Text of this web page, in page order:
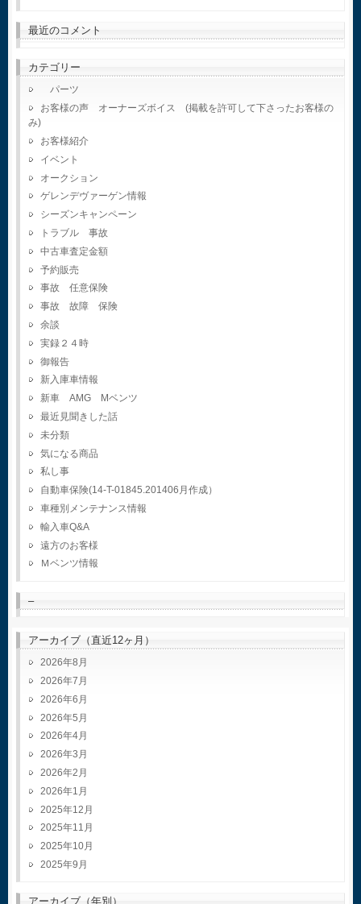
最近のコメント
カテゴリー
パーツ
お客様の声 オーナーズボイス (掲載を許可して下さったお客様の
み)
お客様紹介
イベント
オークション
ゲレンデヴァーゲン情報
シーズンキャンペーン
トラブル 事故
中古車査定金額
予約販売
事故 任意保険
事故 故障 保険
余談
実録２４時
御報告
新入庫車情報
新車 AMG Mベンツ
最近見聞きした話
未分類
気になる商品
私し事
自動車保険(14-T-01845.201406月作成）
車種別メンテナンス情報
輸入車Q&A
遠方のお客様
Ｍベンツ情報
–
アーカイブ（直近12ヶ月）
2026年8月
2026年7月
2026年6月
2026年5月
2026年4月
2026年3月
2026年2月
2026年1月
2025年12月
2025年11月
2025年10月
2025年9月
アーカイブ（年別）